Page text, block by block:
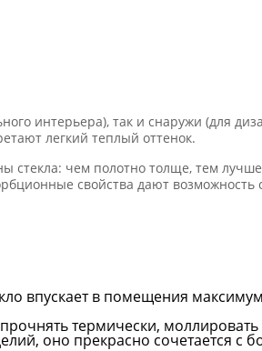
интерьера), так и снаружи (для
легкий теплый оттенок.
стекла: чем полотно толще, тем
свойства дают возможность
впускает в помещения
термически, моллировать
оно прекрасно сочетается с